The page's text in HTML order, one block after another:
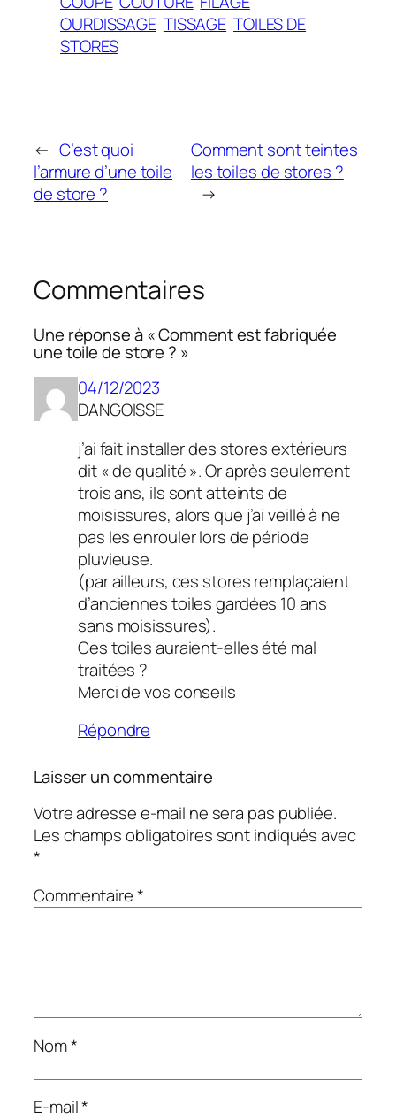
OURDISSAGE TISSAGE TOILES DE
STORES
← C’est quoi
l’armure d’une toile
de store ?
Comment sont teintes
les toiles de stores ?
→
Commentaires
Une réponse à « Comment est fabriquée
une toile de store ? »
04/12/2023
DANGOISSE
j’ai fait installer des stores extérieurs
dit « de qualité ». Or après seulement
trois ans, ils sont atteints de
moisissures, alors que j’ai veillé à ne
pas les enrouler lors de période
pluvieuse.
(par ailleurs, ces stores remplaçaient
d’anciennes toiles gardées 10 ans
sans moisissures).
Ces toiles auraient-elles été mal
traitées ?
Merci de vos conseils
Répondre
Laisser un commentaire
Votre adresse e-mail ne sera pas publiée.
Les champs obligatoires sont indiqués avec
*
Commentaire*
Nom*
E-mail*